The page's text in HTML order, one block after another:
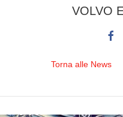
VOLVO
Torna alle News